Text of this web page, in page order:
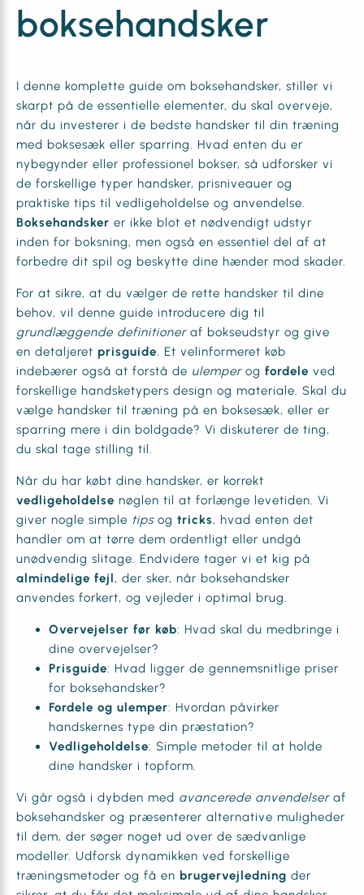
boksehandsker
I denne komplette guide om boksehandsker, stiller vi
skarpt på de essentielle elementer, du skal overveje,
når du investerer i de bedste handsker til din træning
med boksesæk eller sparring. Hvad enten du er
nybegynder eller professionel bokser, så udforsker vi
de forskellige typer handsker, prisniveauer og
praktiske tips til vedligeholdelse og anvendelse.
Boksehandsker er ikke blot et nødvendigt udstyr
inden for boksning, men også en essentiel del af at
forbedre dit spil og beskytte dine hænder mod skader.
For at sikre, at du vælger de rette handsker til dine
behov, vil denne guide introducere dig til
grundlæggende definitioneraf bokseudstyr og give
en detaljeret prisguide. Et velinformeret køb
indebærer også at forstå de ulemperog fordele ved
forskellige handsketypers design og materiale. Skal du
vælge handsker til træning på en boksesæk, eller er
sparring mere i din boldgade? Vi diskuterer de ting,
du skal tage stilling til.
Når du har købt dine handsker, er korrekt
vedligeholdelse nøglen til at forlænge levetiden. Vi
giver nogle simple tipsog tricks, hvad enten det
handler om at tørre dem ordentligt eller undgå
unødvendig slitage. Endvidere tager vi et kig på
almindelige fejl, der sker, når boksehandsker
anvendes forkert, og vejleder i optimal brug.
Overvejelser før køb: Hvad skal du medbringe i
dine overvejelser?
Prisguide: Hvad ligger de gennemsnitlige priser
for boksehandsker?
Fordele og ulemper: Hvordan påvirker
handskernes type din præstation?
Vedligeholdelse: Simple metoder til at holde
dine handsker i topform.
Vi går også i dybden med avancerede anvendelseraf
boksehandsker og præsenterer alternative muligheder
til dem, der søger noget ud over de sædvanlige
modeller. Udforsk dynamikken ved forskellige
træningsmetoder og få en brugervejledning der